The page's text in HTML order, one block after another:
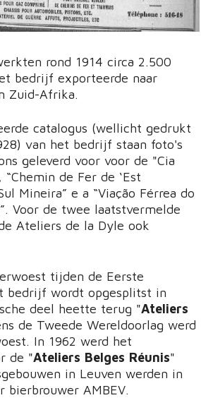
rond 1914 circa 2.500
bedrijf exporteerde naar
Zuid-Afrika.
catalogus (wellicht gedrukt
van het bedrijf staan foto's
geleverd voor voor de "Cia
de Fer de ‘Est
Mineira” e a “Viação Férrea do
Voor de twee laatstvermelde
Ateliers de la Dyle ook
tijden de Eerste
bedrijf wordt opgesplitst in
deel heette terug "Ateliers
de Tweede Wereldoorlag werd
In 1962 werd het
de "Ateliers Belges Réunis"
in Leuven werden in
bierbrouwer AMBEV.